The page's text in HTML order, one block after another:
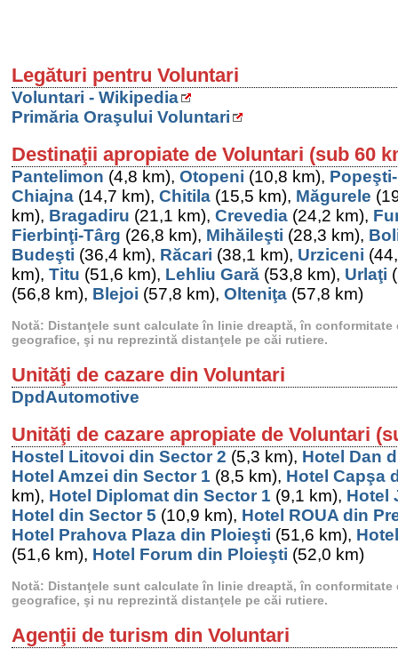
Legături pentru Voluntari
Voluntari - Wikipedia
Primăria Oraşului Voluntari
Destinaţii apropiate de Voluntari (sub 60
Pantelimon (4,8 km), Otopeni (10,8 km),
Chiajna (14,7 km), Chitila (15,5 km), Măgurele
km), Bragadiru (21,1 km), Crevedia (24,2 km),
Fierbinţi-Târg (26,8 km), Mihăileşti (28,3 km),
Budeşti (36,4 km), Răcari (38,1 km), Urziceni
km), Titu (51,6 km), Lehliu Gară (53,8 km), Urlaţi
(56,8 km), Blejoi (57,8 km), Olteniţa (57,8 km)
Notă: Distanţele sunt calculate în linie dreaptă, în conformitate
geografice, şi nu reprezintă distanţele pe căi rutiere.
Unităţi de cazare din Voluntari
DpdAutomotive
Unităţi de cazare apropiate de Voluntari
Hostel Litovoi din Sector 2 (5,3 km), Hotel Dan
Hotel Amzei din Sector 1 (8,5 km), Hotel Capşa
km), Hotel Diplomat din Sector 1 (9,1 km), Hotel
Hotel din Sector 5 (10,9 km), Hotel ROUA din
Hotel Prahova Plaza din Ploieşti (51,6 km),
(51,6 km), Hotel Forum din Ploieşti (52,0 km)
Notă: Distanţele sunt calculate în linie dreaptă, în conformitate
geografice, şi nu reprezintă distanţele pe căi rutiere.
Agenţii de turism din Voluntari